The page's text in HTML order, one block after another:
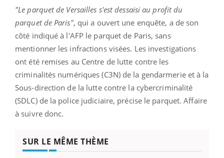
"Le parquet de Versailles s'est dessaisi au profit du
parquet de Paris", qui a ouvert une enquête, a de son
côté indiqué à l'AFP le parquet de Paris, sans
mentionner les infractions visées. Les investigations
ont été remises au Centre de lutte contre les
criminalités numériques (C3N) de la gendarmerie et à la
Sous-direction de la lutte contre la cybercriminalité
(SDLC) de la police judiciaire, précise le parquet. Affaire
à suivre donc.
SUR LE MÊME THÈME